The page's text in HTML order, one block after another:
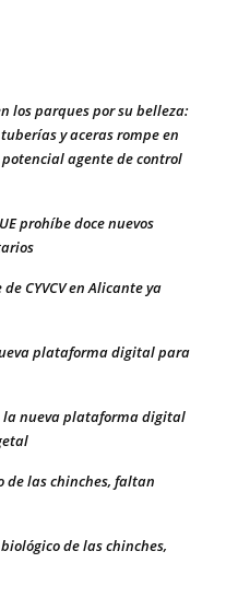
los parques por su belleza:
y aceras rompe en
agente de control
prohíbe doce nuevos
CYVCV en Alicante ya
plataforma digital para
la nueva plataforma digital
de las chinches, faltan
de las chinches,